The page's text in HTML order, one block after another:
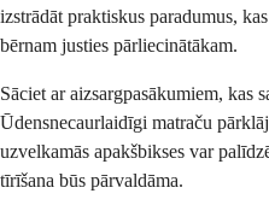
izstrādāt praktiskus paradumus,
bērnam justies pārliecinātākam.
Sāciet ar aizsargpasākumiem, kas
Ūdensnecaurlaidīgi matraču
uzvelkamās apakšbikses var
tīrīšana būs pārvaldāma.